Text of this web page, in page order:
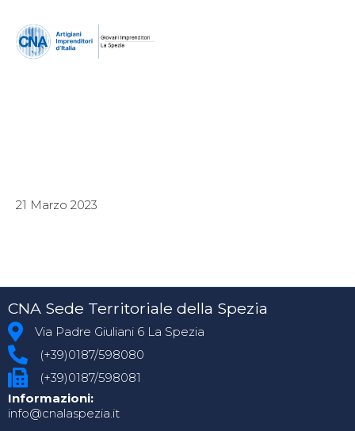
21 Marzo 2023
CNA Sede Territoriale della Spezia
Via Padre Giuliani 6 La Spezia
(+39)0187/598080
(+39)0187/598081
Informazioni:
info@cnalaspezia.it